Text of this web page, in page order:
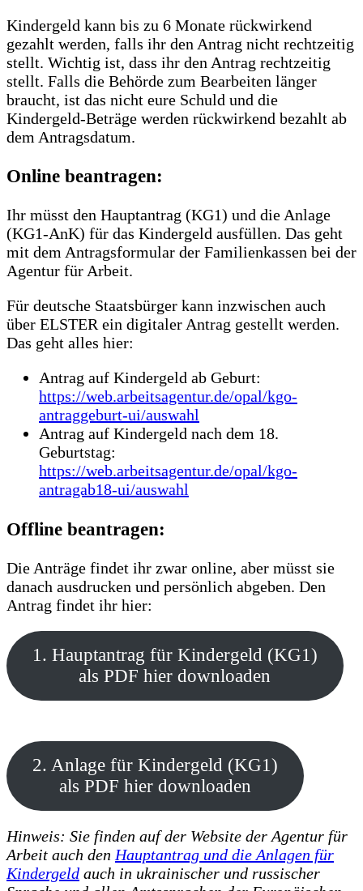
Kindergeld kann bis zu 6 Monate rückwirkend
gezahlt werden, falls ihr den Antrag nicht rechtzeitig
stellt. Wichtig ist, dass ihr den Antrag rechtzeitig
stellt. Falls die Behörde zum Bearbeiten länger
braucht, ist das nicht eure Schuld und die
Kindergeld-Beträge werden rückwirkend bezahlt ab
dem Antragsdatum.
Online beantragen:
Ihr müsst den Hauptantrag (KG1) und die Anlage
(KG1-AnK) für das Kindergeld ausfüllen. Das geht
mit dem Antragsformular der Familienkassen bei der
Agentur für Arbeit.
Für deutsche Staatsbürger kann inzwischen auch
über ELSTER ein digitaler Antrag gestellt werden.
Das geht alles hier:
Antrag auf Kindergeld ab Geburt:
https://web.arbeitsagentur.de/opal/kgo-
antraggeburt-ui/auswahl
Antrag auf Kindergeld nach dem 18.
Geburtstag:
https://web.arbeitsagentur.de/opal/kgo-
antragab18-ui/auswahl
Offline beantragen:
Die Anträge findet ihr zwar online, aber müsst sie
danach ausdrucken und persönlich abgeben. Den
Antrag findet ihr hier:
1. Hauptantrag für Kindergeld (KG1)
als PDF hier downloaden
2. Anlage für Kindergeld (KG1)
als PDF hier downloaden
Hinweis: Sie finden auf der Website der Agentur für
Arbeit auch den Hauptantrag und die Anlagen für
Kindergeld auch in ukrainischer und russischer